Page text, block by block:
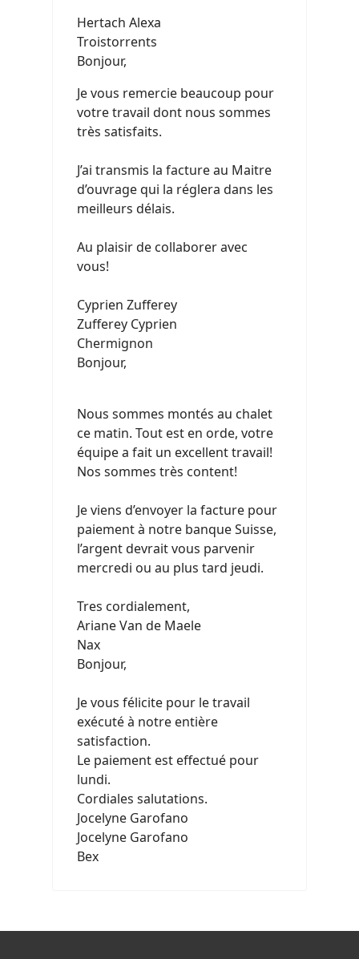
Hertach Alexa
Troistorrents
Bonjour,
Je vous remercie beaucoup pour
votre travail dont nous sommes
très satisfaits.
J’ai transmis la facture au Maitre
d’ouvrage qui la réglera dans les
meilleurs délais.
Au plaisir de collaborer avec
vous!
Cyprien Zufferey
Zufferey Cyprien
Chermignon
Bonjour,
Nous sommes montés au chalet
ce matin. Tout est en orde, votre
équipe a fait un excellent travail!
Nos sommes très content!
Je viens d’envoyer la facture pour
paiement à notre banque Suisse,
l’argent devrait vous parvenir
mercredi ou au plus tard jeudi.
Tres cordialement,
Ariane Van de Maele
Nax
Bonjour,
Je vous félicite pour le travail
exécuté à notre entière
satisfaction.
Le paiement est effectué pour
lundi.
Cordiales salutations.
Jocelyne Garofano
Jocelyne Garofano
Bex